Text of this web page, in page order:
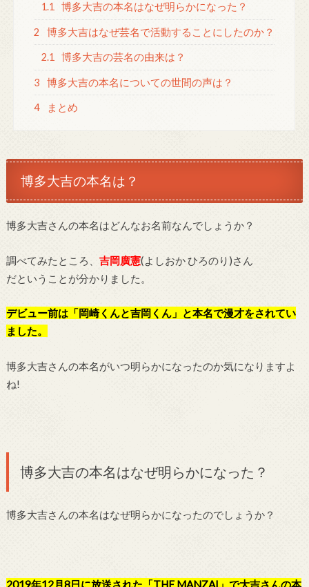
1.1 博多大吉の本名はなぜ明らかになった？
2 博多大吉はなぜ芸名で活動することにしたのか？
2.1 博多大吉の芸名の由来は？
3 博多大吉の本名についての世間の声は？
4 まとめ
博多大吉の本名は？
博多大吉さんの本名はどんなお名前なんでしょうか？
調べてみたところ、 吉岡廣憲(よしおか ひろのり)さん
だということが分かりました。
デビュー前は「岡崎くんと吉岡くん」と本名で漫才をされてい
ました。
博多大吉さんの本名がいつ明らかになったのか気になりますよ
ね!
博多大吉の本名はなぜ明らかになった？
博多大吉さんの本名はなぜ明らかになったのでしょうか？